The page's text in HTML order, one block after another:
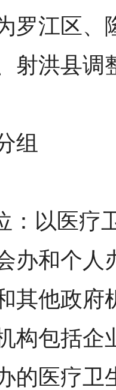
罗江区、
射洪县调
组
：以医疗
办和个人
其他政府
构包括
的医疗卫